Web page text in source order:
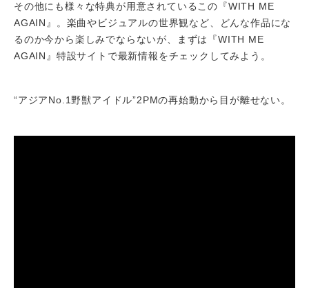
その他にも様々な特典が用意されているこの『WITH ME
AGAIN』。楽曲やビジュアルの世界観など、どんな作品にな
るのか今から楽しみでならないが、まずは『WITH ME
AGAIN』特設サイトで最新情報をチェックしてみよう。
“アジアNo.1野獣アイドル”2PMの再始動から目が離せない。